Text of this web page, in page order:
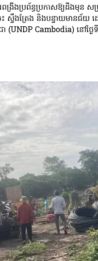
ពង្រឹងប្រព័ន្ធប្រកាសឱ្យដឹងមុន
ទឹងត្រែង និងបន្ទាយមានជ័យ ដ
(UNDP Cambodia) នៅថ្
រកបរបរ និងការបាត់បង់ទ្រព្
សមិទ្ធផលដែលកើតចេញពីការអភិ
សាសន៍៖ «តាមរយៈគម្រោង កា
គ្រោះមហន្តរាយកើតមាន។ ន
រួមមានផែនការយុទ្ធសាស្ត្រឆ្
០២៥ និងយុទ្ធសាស្ត្រអភិវឌ្ឍន៍រ
ាច្រើនក្នុងការសហការគ្នា ប
ច្ចសហប្រតិបត្តិការពហុភាគី ដ
ពិភពលោកដែលកំពុងប្រឈមនឹងវិប
តិ ក្នុងការលើកកម្ពស់ ប្រព័ន្ធដ
បានកាន់តែល្អប្រសើរជាងមុ
ប្រព័ន្ធ ប្រកាសឱ្យដឹងមុនដែល
សាសន៍៖ «តាមរយៈគម្រោង កា
ាសធាតុ»។ របាយការណ៍សន្ទ
ាសធាតុនេះ កំពុងបង្កើនហានិ
ស្រុកសរុប (GDP) របស់កម្ពុជា
សង្គម និងសេដ្ឋកិច្ច ប្រសិនបើ